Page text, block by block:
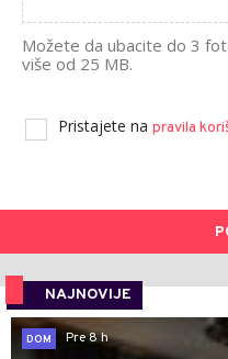
Možete da ubacite do 3
više od 25 MB.
Pristajete na pravila
NAJNOVIJE
DOM
Pre 8 h